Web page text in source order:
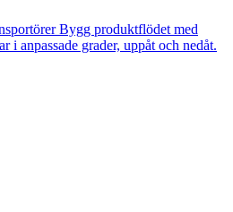
Bygg produktflödet med
i anpassade grader, uppåt och nedåt.